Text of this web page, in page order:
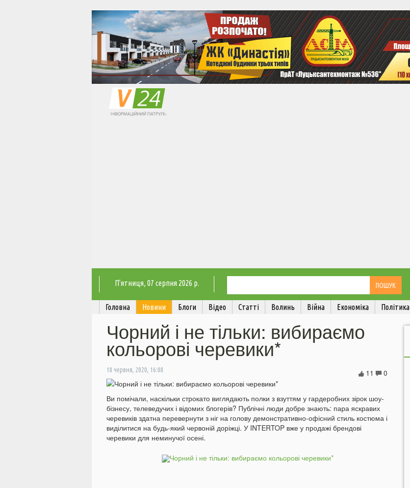
П'ятниця, 07 серпня 2026 р.
Головна Новини Блоги Відео Статті Волинь Війна Економіка Політика
Чорний і не тільки: вибираємо
кольорові черевики*
18 червня, 2020, 16:00 0
11
Ви помічали, наскільки строкато виглядають полки з взуттям у гардеробних зірок шоу-
бізнесу, телеведучих і відомих блогерів? Публічні люди добре знають: пара яскравих
черевиків здатна перевернути з ніг на голову демонстративно-офісний стиль костюма і
виділитися на будь-який червоній доріжці. У INTERTOP вже у продажі брендові
черевики для неминучої осені.